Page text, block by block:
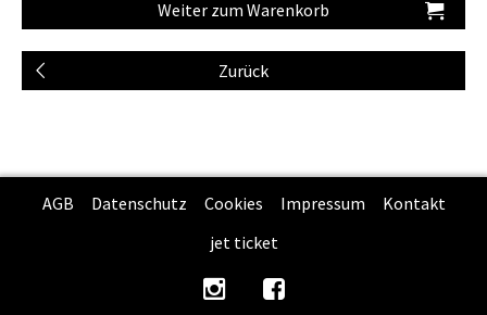
AGB Datenschutz Cookies Impressum
Kontakt
jet ticket